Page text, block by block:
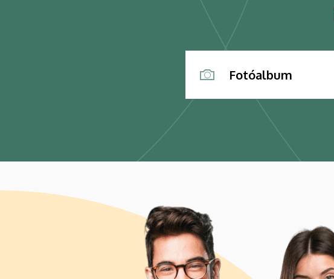
Fotóalbum